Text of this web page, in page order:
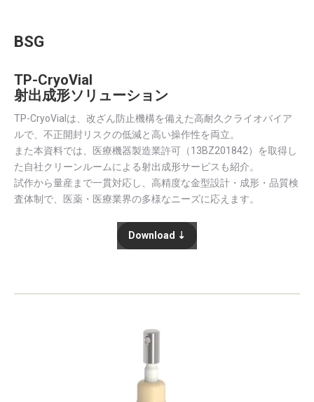
BSG
TP-CryoVial
射出成形ソリューション
TP-CryoVialは、改ざん防止機構を備えた高耐久クライオバイア
ルで、不正開封リスクの低減と高い操作性を両立。
また本資料では、医療機器製造業許可（13BZ201842）を取得し
た自社クリーンルームによる射出成形サービスも紹介。
試作から量産まで一貫対応し、高精度な金型設計・成形・品質検
査体制で、医薬・医療業界の多様なニーズに応えます。
Download ⇣